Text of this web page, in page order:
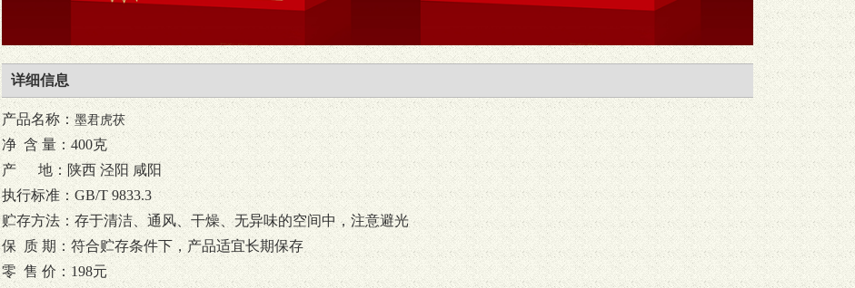
详细信息
产品名称：墨君虎茯
净含 量：400克
产地：陕西 泾阳 咸阳
执行标准：GB/T 9833.3
贮存方法：存于清洁、通风、干燥、无异味的空间中，注意避光
保质 期：符合贮存条件下，产品适宜长期保存
零售 价：198元